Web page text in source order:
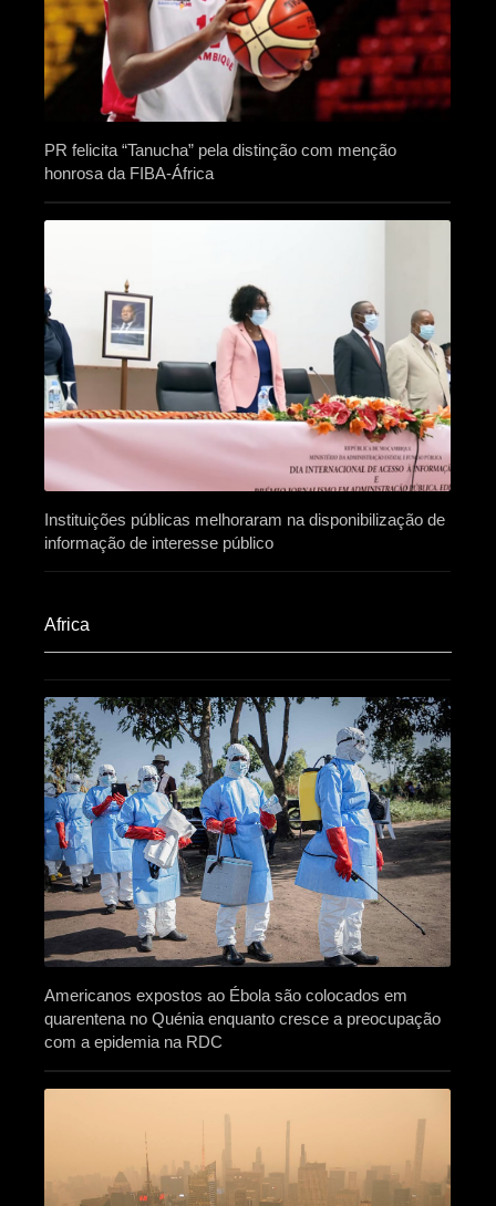
PR felicita “Tanucha” pela distinção com menção
honrosa da FIBA-África
Instituições públicas melhoraram na disponibilização de
informação de interesse público
Africa​
Americanos expostos ao Ébola são colocados em
quarentena no Quénia enquanto cresce a preocupação
com a epidemia na RDC